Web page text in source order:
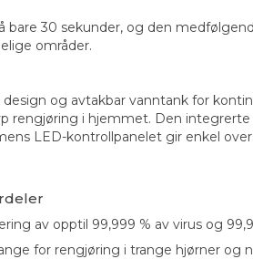
bare 30 sekunder, og den
områder.
og avtakbar vanntank for
rengjøring i hjemmet. Den
LED-kontrollpanelet gir enkel
av opptil 99,999 % av virus og
for rengjøring i trange hjørner og